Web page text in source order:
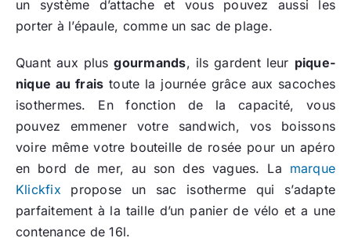
un système d’attache et vous pouvez aussi les
porter à l’épaule, comme un sac de plage.
Quant aux plusgourmands, ils gardent leur pique-
nique au frais toute la journée grâce aux sacoches
isothermes. En fonction de la capacité, vous
pouvez emmener votre sandwich, vos boissons
voire même votre bouteille de rosée pour un apéro
en bord de mer, au son des vagues. La marque
Klickfix propose un sac isotherme qui s’adapte
parfaitement à la taille d’un panier de vélo et a une
contenance de 16l.